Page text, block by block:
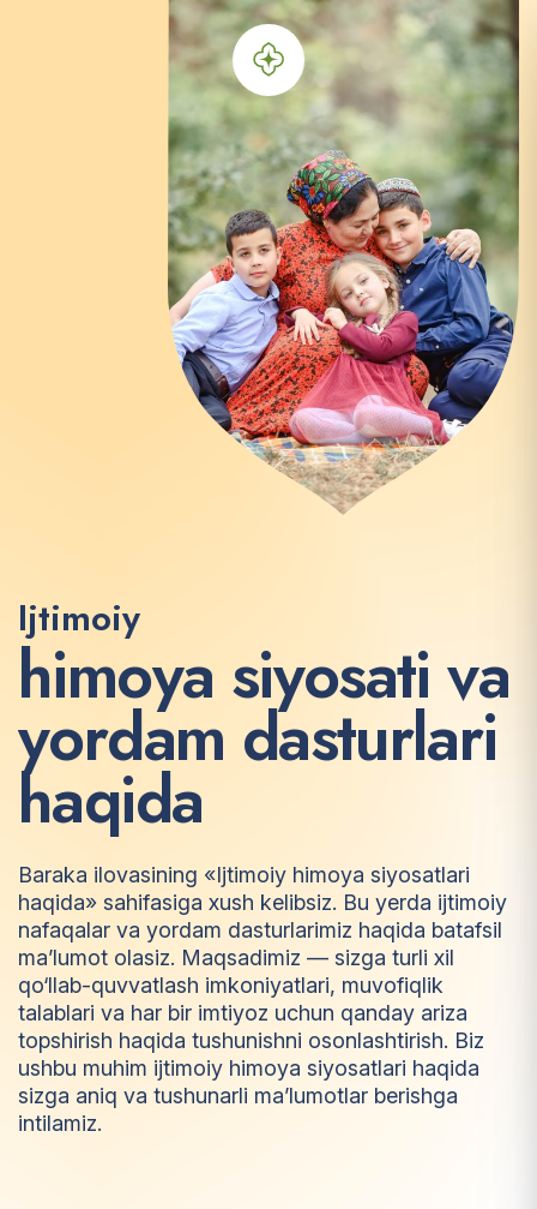
Ijtimoiy
himoya siyosati va
yordam dasturlari
haqida
Baraka ilovasining «Ijtimoiy himoya siyosatlari
haqida» sahifasiga xush kelibsiz. Bu yerda ijtimoiy
nafaqalar va yordam dasturlarimiz haqida batafsil
ma’lumot olasiz. Maqsadimiz — sizga turli xil
qo‘llab-quvvatlash imkoniyatlari, muvofiqlik
talablari va har bir imtiyoz uchun qanday ariza
topshirish haqida tushunishni osonlashtirish. Biz
ushbu muhim ijtimoiy himoya siyosatlari haqida
sizga aniq va tushunarli ma’lumotlar berishga
intilamiz.